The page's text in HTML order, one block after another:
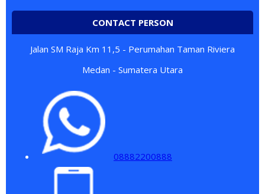
CONTACT PERSON
Jalan SM Raja Km 11,5 - Perumahan Taman Riviera
Medan - Sumatera Utara
08882200888